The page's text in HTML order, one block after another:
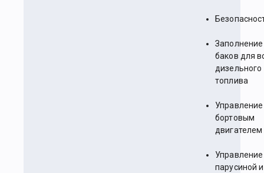
Заполнение
баков для
дизельного
топлива
Управление
бортовым
двигателем
Управление
парусиной и